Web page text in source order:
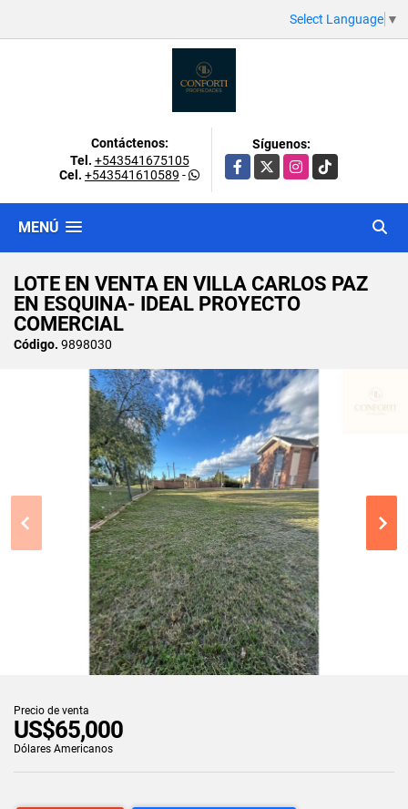
Select Language ▼
Contáctenos:
Tel. +543541675105
Cel. +543541610589 -
Síguenos:
Facebook
X Instagram
TikTok
MENÚ
LOTE EN VENTA EN VILLA CARLOS PAZ
EN ESQUINA- IDEAL PROYECTO
COMERCIAL
Código. 9898030
Precio de venta
US$65,000
Dólares Americanos